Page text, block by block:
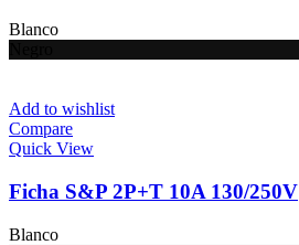
Blanco
Add to wishlist
Compare
Quick View
Ficha S&P 2P+T 10A 130/250V
Blanco